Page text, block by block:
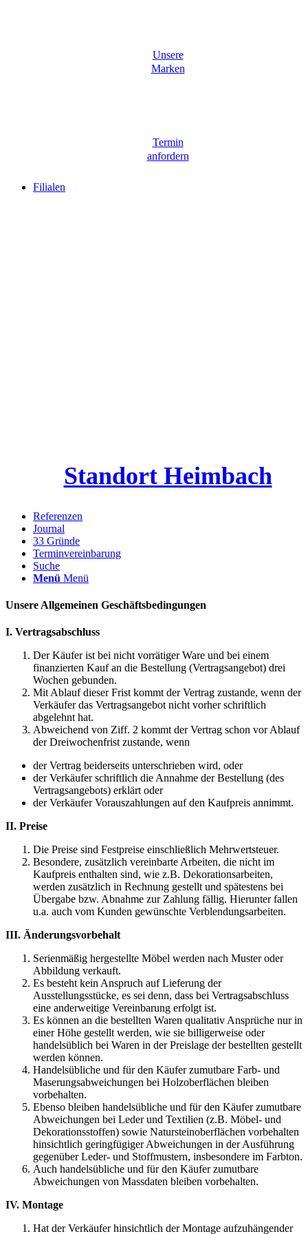
Unsere
Marken
Termin
anfordern
Filialen
Standort Heimbach
Referenzen
Journal
33 Gründe
Terminvereinbarung
Suche
Menü Menü
Unsere Allgemeinen Geschäftsbedingungen
I. Vertragsabschluss
Der Käufer ist bei nicht vorrätiger Ware und bei einem
finanzierten Kauf an die Bestellung (Vertragsangebot) drei
Wochen gebunden.
Mit Ablauf dieser Frist kommt der Vertrag zustande, wenn der
Verkäufer das Vertragsangebot nicht vorher schriftlich
abgelehnt hat.
Abweichend von Ziff. 2 kommt der Vertrag schon vor Ablauf
der Dreiwochenfrist zustande, wenn
der Vertrag beiderseits unterschrieben wird, oder
der Verkäufer schriftlich die Annahme der Bestellung (des
Vertragsangebots) erklärt oder
der Verkäufer Vorauszahlungen auf den Kaufpreis annimmt.
II. Preise
Die Preise sind Festpreise einschließlich Mehrwertsteuer.
Besondere, zusätzlich vereinbarte Arbeiten, die nicht im
Kaufpreis enthalten sind, wie z.B. Dekorationsarbeiten,
werden zusätzlich in Rechnung gestellt und spätestens bei
Übergabe bzw. Abnahme zur Zahlung fällig. Hierunter fallen
u.a. auch vom Kunden gewünschte Verblendungsarbeiten.
III. Änderungsvorbehalt
Serienmäßig hergestellte Möbel werden nach Muster oder
Abbildung verkauft.
Es besteht kein Anspruch auf Lieferung der
Ausstellungsstücke, es sei denn, dass bei Vertragsabschluss
eine anderweitige Vereinbarung erfolgt ist.
Es können an die bestellten Waren qualitativ Ansprüche nur in
einer Höhe gestellt werden, wie sie billigerweise oder
handelsüblich bei Waren in der Preislage der bestellten gestellt
werden können.
Handelsübliche und für den Käufer zumutbare Farb- und
Maserungsabweichungen bei Holzoberflächen bleiben
vorbehalten.
Ebenso bleiben handelsübliche und für den Käufer zumutbare
Abweichungen bei Leder und Textilien (z.B. Möbel- und
Dekorationsstoffen) sowie Natursteinoberflächen vorbehalten
hinsichtlich geringfügiger Abweichungen in der Ausführung
gegenüber Leder- und Stoffmustern, insbesondere im Farbton.
Auch handelsübliche und für den Käufer zumutbare
Abweichungen von Massdaten bleiben vorbehalten.
IV. Montage
Hat der Verkäufer hinsichtlich der Montage aufzuhängender